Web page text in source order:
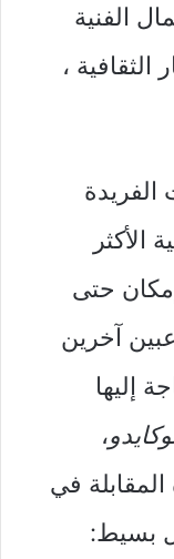
الفنية
الثقافية ،
الفريدة
الأكثر
حتى
آخرين
إليها
،
في
بسيط: